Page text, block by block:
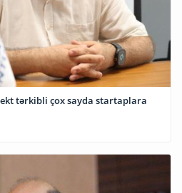
tərkibli çox sayda startaplara